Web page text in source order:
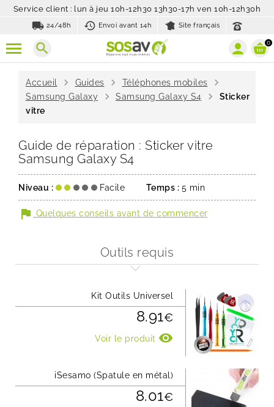
Service client : lun à jeu 10h-12h30 13h30-17h ven 10h-12h30h
local_shipping 24/48h history_toggle_off
Envoi avant 14h Site français
search 0
Accueil chevron_right Guides chevron_right Téléphones mobiles chevron_right
Samsung Galaxy chevron_right Samsung Galaxy S4 chevron_right
Sticker
vitre
Guide de réparation : Sticker vitre
Samsung Galaxy S4
Niveau : Facile Temps : 5 min
flag Quelques conseils avant de commencer
Outils requis
Kit Outils Universel
8.91€
Voir le produit visibility
iSesamo (Spatule en métal)
8.01€